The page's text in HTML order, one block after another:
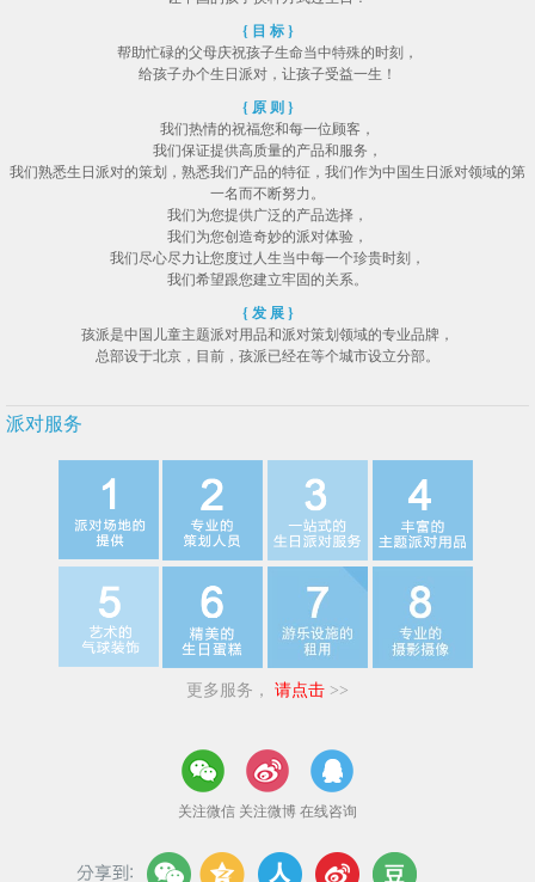
{ 目 标 }
帮助忙碌的父母庆祝孩子生命当中特殊的时刻，
给孩子办个生日派对，让孩子受益一生！
{ 原 则 }
我们热情的祝福您和每一位顾客，
我们保证提供高质量的产品和服务，
我们熟悉生日派对的策划，熟悉我们产品的特征，我们作为中国生日派对领域的第
一名而不断努力。
我们为您提供广泛的产品选择，
我们为您创造奇妙的派对体验，
我们尽心尽力让您度过人生当中每一个珍贵时刻，
我们希望跟您建立牢固的关系。
{ 发 展 }
孩派是中国儿童主题派对用品和派对策划领域的专业品牌，
总部设于北京，目前，孩派已经在等个城市设立分部。
派对服务
更多服务， 请点击 >>
关注微信 关注微博 在线咨询